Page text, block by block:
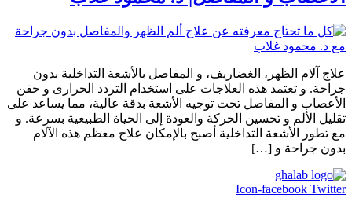
علاج آلام الظهر، الغضاريف، و المفاصل بالأشعة التداخلية بدون
جراحة. و تعتمد هذه العلاجات على استخدام التردد الحرارى و حقن
الأعصاب و المفاصل تحت توجيه الأشعة بدقة عالية، مما يساعد على
تقليل الألم و تحسين الحركة والعودة إلى الحياة الطبيعية بسرعة. و
مع تطور الأشعة التداخلية أصبح بالإمكان علاج معظم هذه الآلام
بدون جراحة و […]
Icon-facebook Twitter